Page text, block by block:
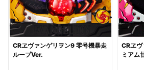
CRヱヴァンゲリヲン9 零号機暴走
ループVer.
CRヱ
ミアム